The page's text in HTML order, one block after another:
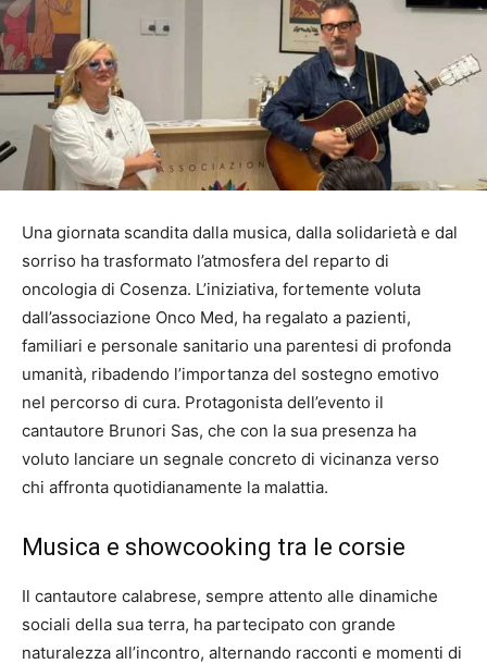
Una giornata scandita dalla musica, dalla solidarietà e dal
sorriso ha trasformato l’atmosfera del reparto di
oncologia di Cosenza. L’iniziativa, fortemente voluta
dall’associazione Onco Med, ha regalato a pazienti,
familiari e personale sanitario una parentesi di profonda
umanità, ribadendo l’importanza del sostegno emotivo
nel percorso di cura. Protagonista dell’evento il
cantautore Brunori Sas, che con la sua presenza ha
voluto lanciare un segnale concreto di vicinanza verso
chi affronta quotidianamente la malattia.
Musica e showcooking tra le corsie
Il cantautore calabrese, sempre attento alle dinamiche
sociali della sua terra, ha partecipato con grande
naturalezza all’incontro, alternando racconti e momenti di